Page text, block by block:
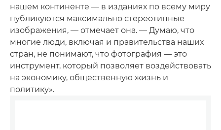
нашем континенте — в изданиях по всему миру
публикуются максимально стереотипные
изображения, — отмечает она. — Думаю, что
многие люди, включая и правительства наших
стран, не понимают, что фотография — это
инструмент, который позволяет воздействовать
на экономику, общественную жизнь и
политику».